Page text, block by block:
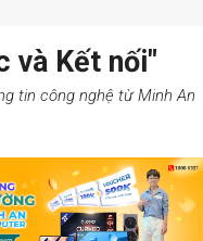
và Kết nối"
tin công nghệ từ Minh An